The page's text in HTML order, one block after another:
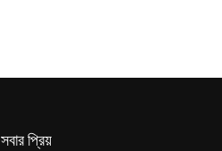
সবার প্রিয়